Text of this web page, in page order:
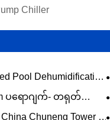
Chiller
Pool Dehumidification
ခြင်း ပရောဂျက်
ပရောဂျက်- တရုတ်
Chuneng Tower ရှိ